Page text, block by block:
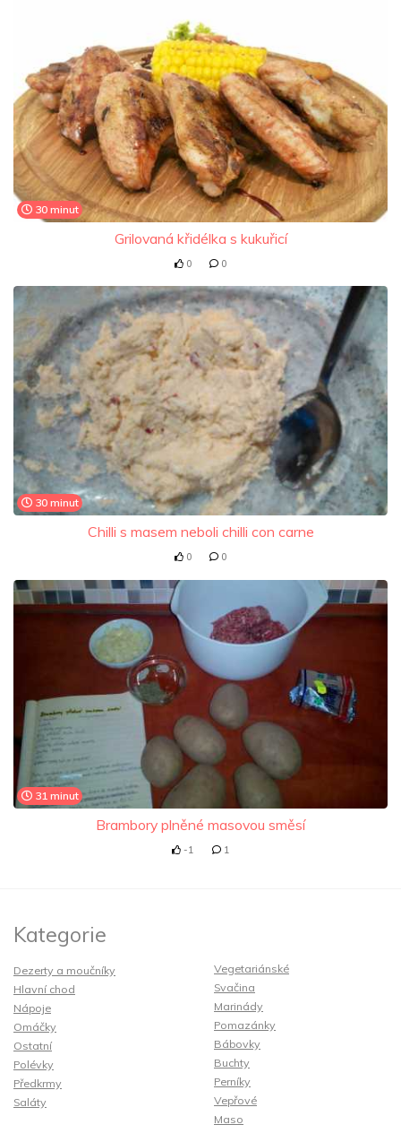
30 minut
Grilovaná křidélka s kukuřicí
0 0
30 minut
Chilli s masem neboli chilli con carne
0 0
31 minut
Brambory plněné masovou směsí
-1 1
Kategorie
Dezerty a moučníky
Hlavní chod
Nápoje
Omáčky
Ostatní
Polévky
Předkrmy
Saláty
Vegetariánské
Svačina
Marinády
Pomazánky
Bábovky
Buchty
Perníky
Vepřové
Maso